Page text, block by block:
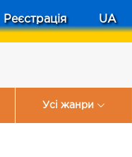
Реєстрація UA
Усі жанри